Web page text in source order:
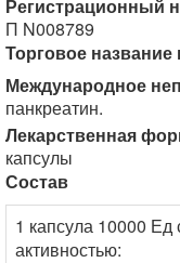
Регистрационный
П N008789
Торговое название
Международное
панкреатин.
Лекарственная
капсулы
Состав
1 капсула 10000 Ед
активностью: